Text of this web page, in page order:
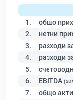
1. общо
2. нетни
3. разходи
4. разходи
5.
6. EBITDA
7. общо